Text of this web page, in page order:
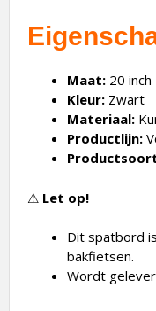
Maat: 20 inch
Kleur: Zwart
Materiaal:
Productlijn:
⚠ Let op!
Dit spatbord is
bakfietsen.
Wordt